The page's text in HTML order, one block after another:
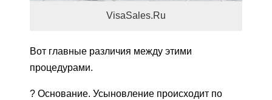
VisaSales.Ru
Вот главные различия между этими
процедурами.
? Основание. Усыновление происходит по